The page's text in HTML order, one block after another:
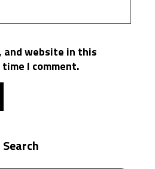
and website in this
I comment.
Search